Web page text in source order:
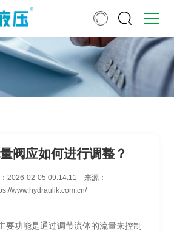
阀应如何进行调整？
2026-02-05 09:14:11
来源：
www.hydraulik.com.cn/
要功能是通过调节流体的流量来控制